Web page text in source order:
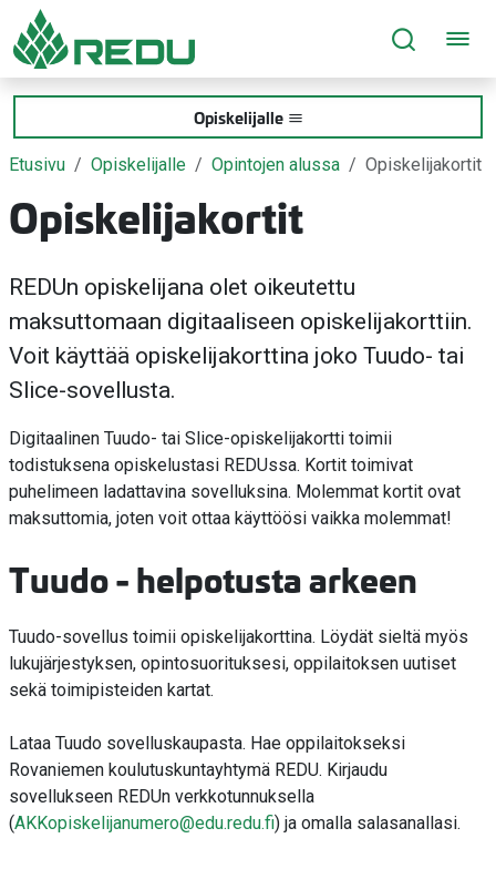
Siirry sivusisältöön
Opiskelijalle
Etusivu Opiskelijalle Opintojen alussa Opiskelijakortit
Opiskelijakortit
REDUn opiskelijana olet oikeutettu
maksuttomaan digitaaliseen opiskelijakorttiin.
Voit käyttää opiskelijakorttina joko Tuudo- tai
Slice-sovellusta.
Digitaalinen Tuudo- tai Slice-opiskelijakortti toimii
todistuksena opiskelustasi REDUssa. Kortit toimivat
puhelimeen ladattavina sovelluksina. Molemmat kortit ovat
maksuttomia, joten voit ottaa käyttöösi vaikka molemmat!
Tuudo - helpotusta arkeen
Tuudo-sovellus toimii opiskelijakorttina. Löydät sieltä myös
lukujärjestyksen, opintosuorituksesi, oppilaitoksen uutiset
sekä toimipisteiden kartat.
Lataa Tuudo sovelluskaupasta. Hae oppilaitokseksi
Rovaniemen koulutuskuntayhtymä REDU. Kirjaudu
sovellukseen REDUn verkkotunnuksella
(AKKopiskelijanumero@edu.redu.fi) ja omalla salasanallasi.